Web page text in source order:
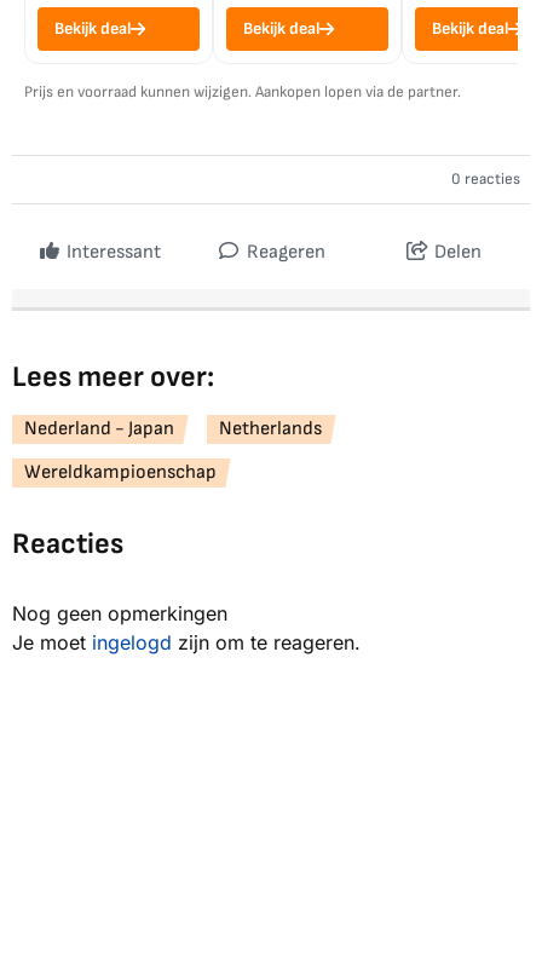
Bekijk deal Bekijk deal Bekijk deal
Prijs en voorraad kunnen wijzigen. Aankopen lopen via de partner.
0 reacties
Interessant Reageren Delen
Lees meer over:
Nederland - Japan
Netherlands
Wereldkampioenschap
Reacties
Nog geen opmerkingen
Je moet ingelogd zijn om te reageren.